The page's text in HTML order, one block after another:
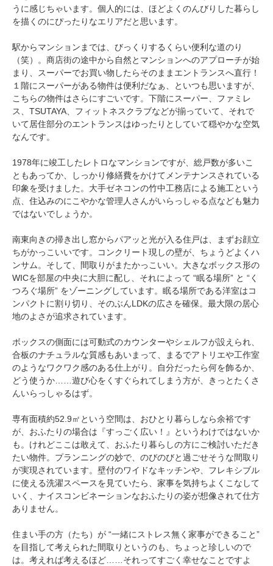
うに感じちゃいます。個人的には、ほどよくのんびりした暮らし
を描くのにぴったりなエリアだと思います。
駅からマンションまでは、びっくりするくらい便利な道のり
（笑）。商店街の途中から自然とマンションへのアプローチが始
まり、スーパーでお買い物したらそのままエントランスへ直行！
１階にスーパーがある物件は便利だなぁ、といつも思いますが、
こちらの物件はさらにすごいです。下階にスーパー、ファミレ
ス、TSUTAYA、フィットネスクラブなどが揃っていて、それで
いて居住部分のエントランスはゆったりとしていて穏やかな空気
なんです。
1978年に竣工したレトロなマンションですが、総戸数が多いこ
ともあってか、しっかり修繕費をかけてメンテナンスされている
印象を受けました。大手ゼネコンの竹中工務店による施工という
点、住込みのにこやかな管理人さんがいらっしゃる点なども魅力
ではないでしょうか。
南東向きの掃き出し窓からパアッと光が入る住戸は、まずお顔立
ちがかっこいいです。コンクリート現しの壁が、ちょうどよくハ
ンサム。そして、間取りがまたかっこいい。大きなボックス形の
WICを部屋の中央に大胆に配し、それによって “眠る場所” と “く
つろぐ場所” をゾーニングしています。眠る場所である洋室はコ
ンパクトに割り切り、そのぶんLDKの広さを確保。最大限の居心
地のよさが追求されています。
ボックスの側面には可動式のカウンターやシェルフが設えられ、
合板のナチュラルな質感もあいまって、まるでアトリエや工作室
のようなワクワク感のある仕上がり。自分だったら何を飾るか、
どう使うか……遊び心をくすぐられてしまう方が、きっとたくさ
んいらっしゃるはず。
専有面積約52.9㎡という空間は、おひとり暮らしなら余裕です
が、おふたりの場合は『すっごく広い！』というわけではないか
も。けれどここは敢えて、おふたり暮らしの方にご検討いただき
たい物件。プランニングの妙で、のびのびと過ごせそうな間取り
が実現されています。壁付のワイドなキッチンや、フレキシブル
に使える洗濯スペースを見ていたら、家事を気持ちよくこなして
いく、ナイスコンビネーションなおふたりの姿が想像されて仕方
ありません。
住まい手の方（たち）が “一緒にストレス無く家事ができること”
を目指して考えられた間取りというのも、ちょっと珍しいので
は。考えれば考えるほど……それってすごく幸せなことですよ